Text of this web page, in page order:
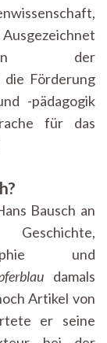
der
die Förderung
-pädagogik
für das
Bausch an
und
damals
Artikel von
er seine